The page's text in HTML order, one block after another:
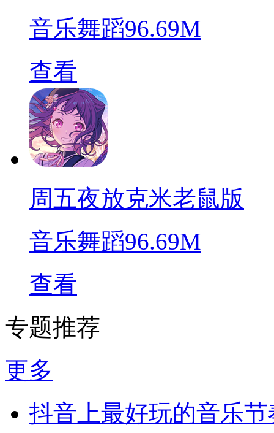
音乐舞蹈96.69M
查看
周五夜放克米老鼠版
音乐舞蹈96.69M
查看
专题推荐
更多
抖音上最好玩的音乐